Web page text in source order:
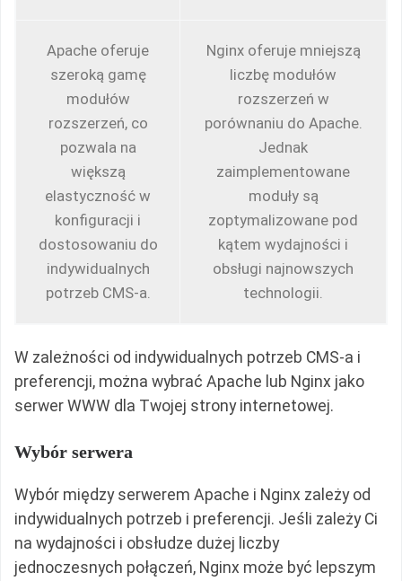
Apache oferuje
szeroką gamę
modułów
rozszerzeń, co
pozwala na
większą
elastyczność w
konfiguracji i
dostosowaniu do
indywidualnych
potrzeb CMS-a.
Nginx oferuje mniejszą
liczbę modułów
rozszerzeń w
porównaniu do Apache.
Jednak
zaimplementowane
moduły są
zoptymalizowane pod
kątem wydajności i
obsługi najnowszych
technologii.
W zależności od indywidualnych potrzeb CMS-a i
preferencji, można wybrać Apache lub Nginx jako
serwer WWW dla Twojej strony internetowej.
Wybór serwera
Wybór między serwerem Apache i Nginx zależy od
indywidualnych potrzeb i preferencji. Jeśli zależy Ci
na wydajności i obsłudze dużej liczby
jednoczesnych połączeń, Nginx może być lepszym